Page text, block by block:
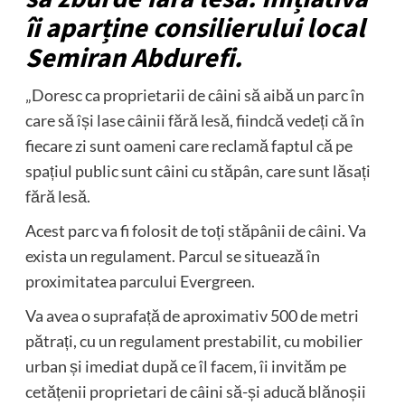
îi aparține consilierului local
Semiran Abdurefi.
„Doresc ca proprietarii de câini să aibă un parc în
care să își lase câinii fără lesă, fiindcă vedeți că în
fiecare zi sunt oameni care reclamă faptul că pe
spațiul public sunt câini cu stăpân, care sunt lăsați
fără lesă.
Acest parc va fi folosit de toți stăpânii de câini. Va
exista un regulament. Parcul se situează în
proximitatea parcului Evergreen.
Va avea o suprafață de aproximativ 500 de metri
pătrați, cu un regulament prestabilit, cu mobilier
urban și imediat după ce îl facem, îi invităm pe
cetățenii proprietari de câini să-și aducă blănoșii